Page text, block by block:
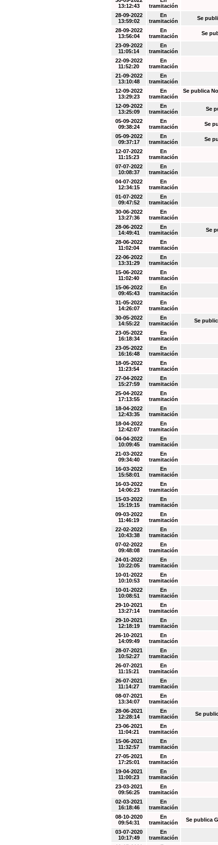
13:12:43
tramitación
28-09-2022
13:59:02
En
tramitación
Se
28-09-2022
13:56:04
En
tramitación
Se
23-09-2022
11:05:14
En
tramitación
22-09-2022
11:52:20
En
tramitación
21-09-2022
13:10:48
En
tramitación
12-09-2022
13:29:23
En
tramitación
Se publica
12-09-2022
13:25:09
En
tramitación
Se
05-09-2022
09:38:24
En
tramitación
Se
05-09-2022
09:37:17
En
tramitación
Se
12-07-2022
11:15:23
En
tramitación
07-07-2022
10:08:37
En
tramitación
04-07-2022
12:34:15
En
tramitación
01-07-2022
09:47:52
En
tramitación
30-06-2022
13:27:36
En
tramitación
28-06-2022
14:49:41
En
tramitación
Se
28-06-2022
11:02:04
En
tramitación
22-06-2022
13:31:29
En
tramitación
15-06-2022
11:02:40
En
tramitación
15-06-2022
09:45:43
En
tramitación
31-05-2022
14:26:07
En
tramitación
30-05-2022
14:55:22
En
tramitación
Se
23-05-2022
16:18:34
En
tramitación
23-05-2022
16:16:48
En
tramitación
18-05-2022
11:23:54
En
tramitación
27-04-2022
15:27:59
En
tramitación
25-04-2022
17:13:55
En
tramitación
18-04-2022
12:43:35
En
tramitación
18-04-2022
12:42:07
En
tramitación
04-04-2022
10:09:45
En
tramitación
21-03-2022
09:34:40
En
tramitación
16-03-2022
15:58:01
En
tramitación
16-03-2022
14:06:23
En
tramitación
15-03-2022
15:19:15
En
tramitación
09-03-2022
11:46:19
En
tramitación
22-02-2022
10:43:38
En
tramitación
07-02-2022
09:48:08
En
tramitación
24-01-2022
10:22:05
En
tramitación
10-01-2022
10:10:53
En
tramitación
10-01-2022
10:08:51
En
tramitación
29-10-2021
13:27:14
En
tramitación
29-10-2021
12:18:19
En
tramitación
26-10-2021
14:09:49
En
tramitación
28-07-2021
10:52:27
En
tramitación
26-07-2021
11:15:21
En
tramitación
26-07-2021
11:14:27
En
tramitación
08-07-2021
13:34:07
En
tramitación
28-06-2021
12:28:14
En
tramitación
Se
23-06-2021
11:04:21
En
tramitación
15-06-2021
11:32:57
En
tramitación
27-05-2021
17:25:01
En
tramitación
19-04-2021
11:00:23
En
tramitación
23-03-2021
09:56:25
En
tramitación
02-03-2021
16:18:46
En
tramitación
08-10-2020
09:54:31
En
tramitación
Se publica
03-07-2020
10:17:49
En
tramitación